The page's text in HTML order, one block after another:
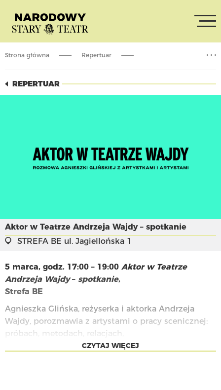
Strona główna
Repertuar
REPERTUAR
Aktor w Teatrze Andrzeja Wajdy – spotkanie
STREFA BE ul. Jagiellońska 1
5 marca, godz. 17:00 – 19:00 Aktor w Teatrze
Andrzeja Wajdy– spotkanie,
Strefa BE
Agnieszka Glińska, reżyserka i aktorka Andrzeja
Wajdy, porozmawia z artystami o pracy scenicznej:
próbach, metodach, relacjach,
emocjach i inscenizacjach.CZYTAJ WIĘCEJ